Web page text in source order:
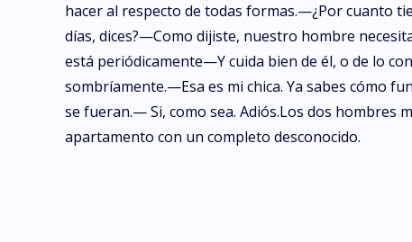
hacer al respecto de todas formas.—¿Por cuanto
días, dices?—Como dijiste, nuestro hombre
está periódicamente—Y cuida bien de él, o de lo
sombríamente.—Esa es mi chica. Ya sabes cómo
se fueran.— Si, como sea. Adiós.Los dos hombres
apartamento con un completo desconocido.